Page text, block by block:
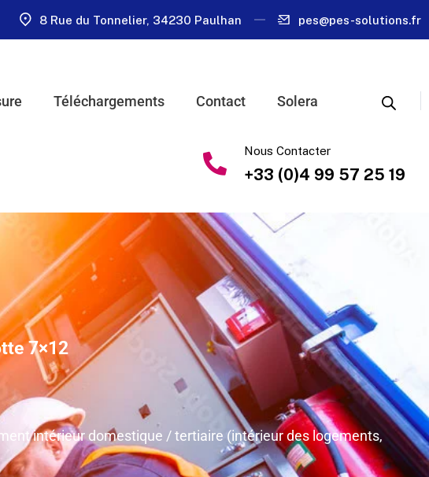
8 Rue du Tonnelier, 34230 Paulhan pes@pes-solutions.fr
Téléchargements Contact Solera
Nous Contacter
+33 (0)4 99 57 25 19
7×12
intérieur domestique / tertiaire (intérieur des logements,